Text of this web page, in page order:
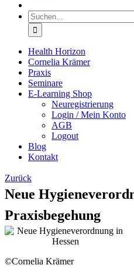
Suche
nach:
Health Horizon
Cornelia Krämer
Praxis
Seminare
E-Learning Shop
Neuregistrierung
Login / Mein Konto
AGB
Logout
Blog
Kontakt
Zurück
Neue
Praxisbegehung
©Cornelia Krämer